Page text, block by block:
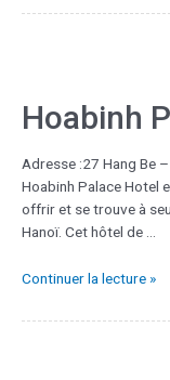
Hoabinh
Adresse :27 Hang Be
Hoabinh Palace Hotel
offrir et se trouve à
Hanoï. Cet hôtel de …
Continuer la lecture »